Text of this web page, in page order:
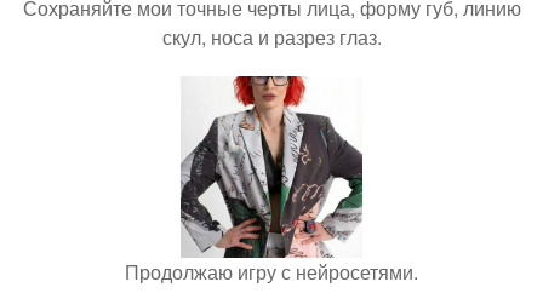
Сохраняйте мои точные черты лица, форму губ, линию
скул, носа и разрез глаз.
Продолжаю игру с нейросетями.